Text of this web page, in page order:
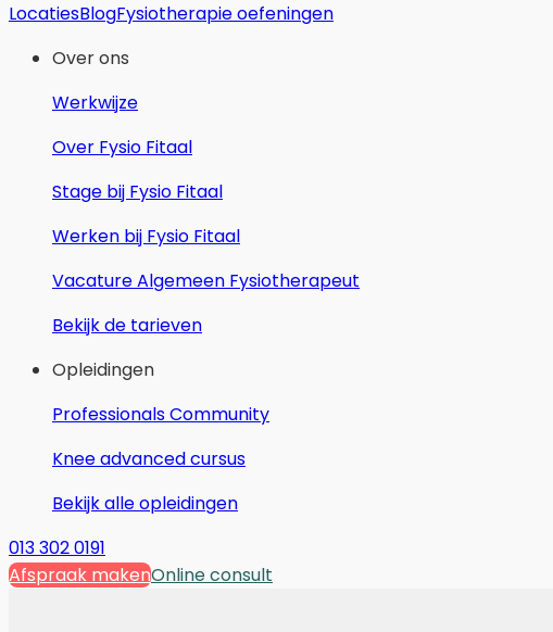
LocatiesBlogFysiotherapie oefeningen
Over ons
Werkwijze
Over Fysio Fitaal
Stage bij Fysio Fitaal
Werken bij Fysio Fitaal
Vacature Algemeen Fysiotherapeut
Bekijk de tarieven
Opleidingen
Professionals Community
Knee advanced cursus
Bekijk alle opleidingen
013 302 0191
Afspraak makenOnline consult